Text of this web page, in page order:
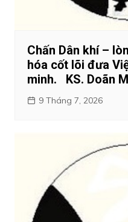
Chấn Dân khí –
hóa cốt lõi đưa
minh. KS. Doãn
9 Tháng 7, 2026